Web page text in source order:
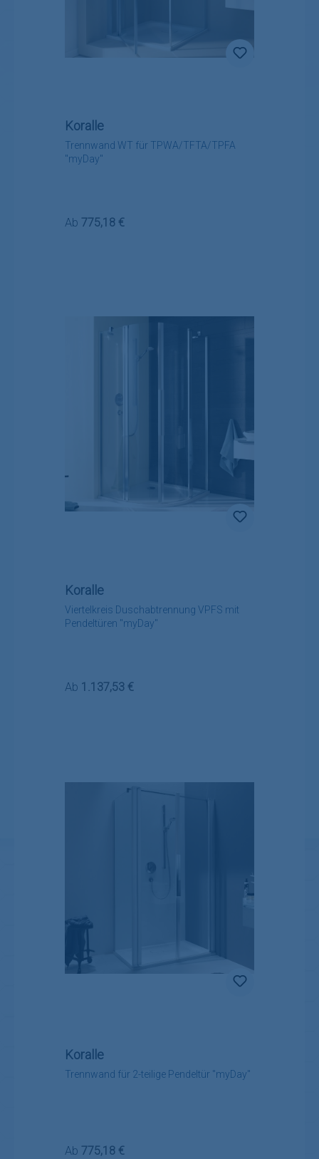
Trennwand WT für TPWA/TFTA/TPFA
"myDay"
Koralle
Regulärer Preis:
Ab 775,18 €
Viertelkreis Duschabtrennung VPFS mit
Pendeltüren "myDay"
Koralle
Regulärer Preis:
Ab 1.137,53 €
Trennwand für 2-teilige Pendeltür "myDay"
Koralle
Regulärer Preis:
Ab 775,18 €